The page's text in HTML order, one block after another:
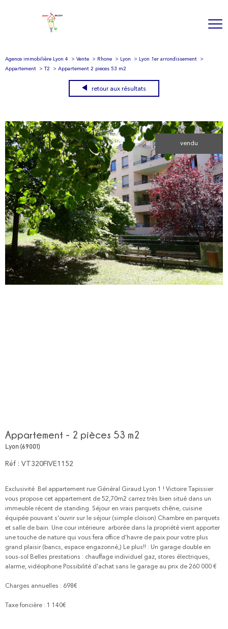
Agence immobilière Lyon 4 Vente Rhone Lyon
Lyon 1er arrondissement
Appartement
T2 Appartement 2 pieces 53 m2
retour aux résultats
vendu
Appartement - 2 pièces 53 m2
Lyon (69001)
Réf : VT320FIVE1152
Exclusivité Bel appartement rue Général Giraud Lyon 1 ! Victoire Tapissier
vous propose cet appartement de 52,70m2 carrez très bien situé dans un
immeuble récent de standing. Séjour en vrais parquets chêne, cuisine
équipée pouvant s'ouvrir sur le séjour (simple cloison) Chambre en parquets
et salle de bain. Une cour intérieure arborée dans la propriété vient apporter
une touche de nature qui vous fera office d'havre de paix pour votre plus
grand plaisir (bancs, espace engazonné,) Le plus!! : Un garage double en
sous-sol Belles prestations : chauffage individuel gaz, stores électriques,
alarme, vidéophone Possibilité d'achat sans le garage au prix de 260 000 €
Charges annuelles : 698€
Taxe foncière : 1 140€